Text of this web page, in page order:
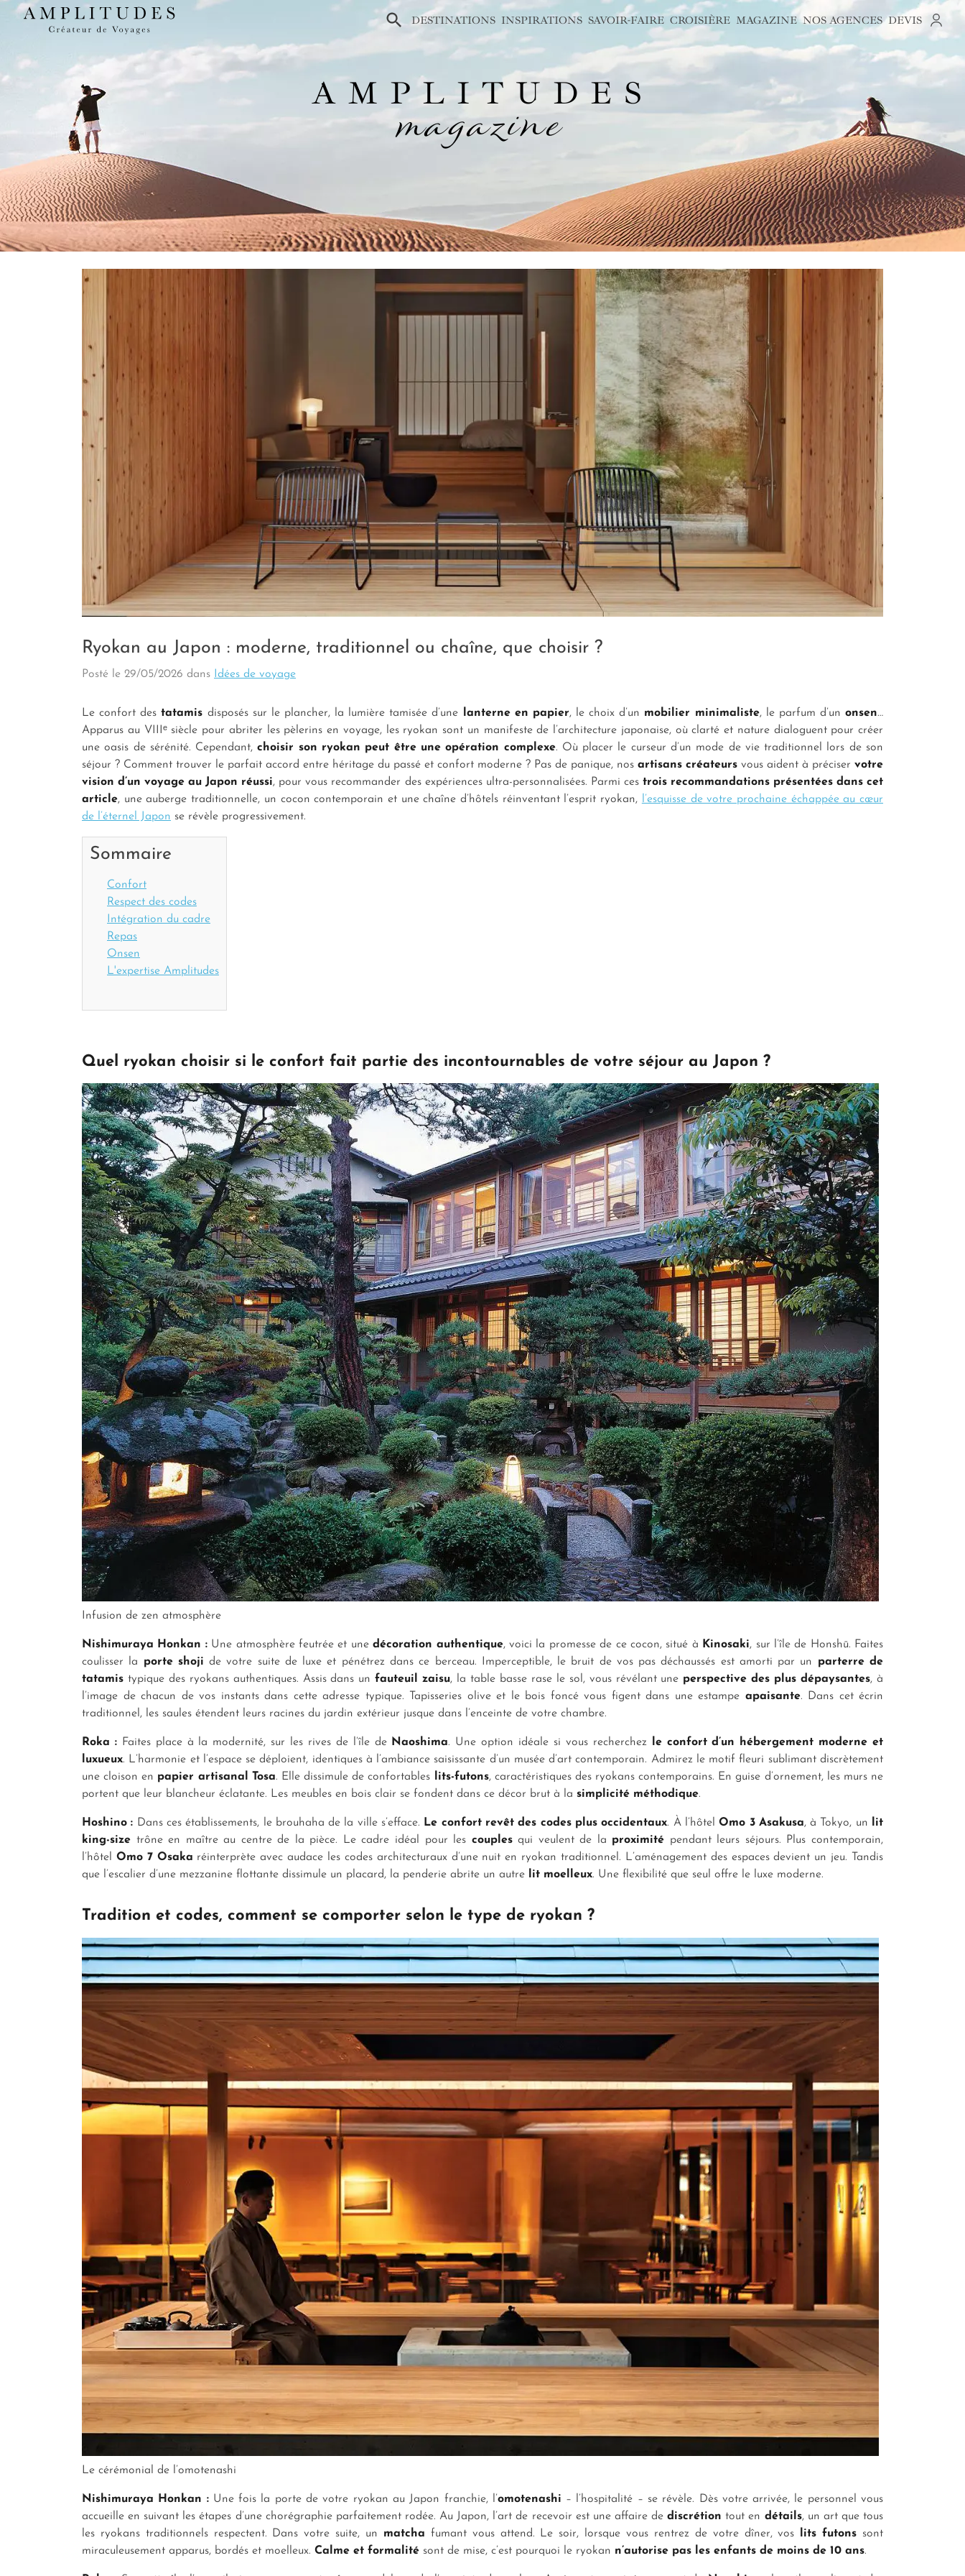
× DESTINATIONS INSPIRATIONS SAVOIR-FAIRE CROISIÈRE MAGAZINE NOS AGENCES DEVIS
AMPLITUDES
magazine
Ryokan au Japon : moderne, traditionnel ou chaîne, que choisir ?
Posté le 29/05/2026 dans Idées de voyage
Le confort destatamis disposés sur le plancher, la lumière tamisée d’une lanterne en papier, le choix d’un mobilier minimaliste, le parfum d’unonsen…
Apparus au VIIIᵉ siècle pour abriter les pèlerins en voyage, les ryokan sont un manifeste de l’architecture japonaise, où clarté et nature dialoguent pour créer
une oasis de sérénité. Cependant, choisir son ryokan peut être une opération complexe. Où placer le curseur d’un mode de vie traditionnel lors de son
séjour ? Comment trouver le parfait accord entre héritage du passé et confort moderne ? Pas de panique, nos artisans créateurs vous aident à préciser votre
vision d’un voyage au Japon réussi, pour vous recommander des expériences ultra-personnalisées. Parmi ces trois recommandations présentées dans cet
article, une auberge traditionnelle, un cocon contemporain et une chaîne d’hôtels réinventant l’esprit ryokan,
l’esquisse de votre prochaine échappée au cœur
de l’éternel Japon se révèle progressivement.
Sommaire
Confort
Respect des codes
Intégration du cadre
Repas
Onsen
L'expertise Amplitudes
Quel ryokan choisir si le confort fait partie des incontournables de votre séjour au Japon ?
Infusion de zen atmosphère
Nishimuraya Honkan : Une atmosphère feutrée et unedécoration authentique, voici la promesse de ce cocon, situé à Kinosaki, sur l’île de Honshū. Faites
coulisser la porte shoji de votre suite de luxe et pénétrez dans ce berceau. Imperceptible, le bruit de vos pas déchaussés est amorti par un parterre de
tatamis typique des ryokans authentiques. Assis dans unfauteuil zaisu, la table basse rase le sol, vous révélant une perspective des plus dépaysantes, à
l’image de chacun de vos instants dans cette adresse typique. Tapisseries olive et le bois foncé vous figent dans une estampe apaisante. Dans cet écrin
traditionnel, les saules étendent leurs racines du jardin extérieur jusque dans l’enceinte de votre chambre.
Roka :Faites place à la modernité, sur les rives de l’île deNaoshima. Une option idéale si vous recherchez
le confort d’un hébergement moderne et
luxueux. L’harmonie et l’espace se déploient, identiques à l’ambiance saisissante d’un musée d’art contemporain. Admirez le motif fleuri sublimant discrètement
une cloison en papier artisanal Tosa. Elle dissimule de confortables lits-futons, caractéristiques des ryokans contemporains. En guise d’ornement, les murs ne
portent que leur blancheur éclatante. Les meubles en bois clair se fondent dans ce décor brut à la simplicité méthodique.
Hoshino : Dans ces établissements, le brouhaha de la ville s’efface. Le confort revêt des codes plus occidentaux. À l’hôtelOmo 3 Asakusa, à Tokyo, un
lit
king-size trône en maître au centre de la pièce. Le cadre idéal pour les couplesqui veulent de la proximité pendant leurs séjours. Plus contemporain,
l’hôtel Omo 7 Osaka réinterprète avec audace les codes architecturaux d’une nuit en ryokan traditionnel. L’aménagement des espaces devient un jeu. Tandis
que l’escalier d’une mezzanine flottante dissimule un placard, la penderie abrite un autre lit moelleux. Une flexibilité que seul offre le luxe moderne.
Tradition et codes, comment se comporter selon le type de ryokan ?
Le cérémonial de l’omotenashi
Nishimuraya Honkan : Une fois la porte de votre ryokan au Japon franchie, l’omotenashi – l’hospitalité – se révèle. Dès votre arrivée, le personnel vous
accueille en suivant les étapes d’une chorégraphie parfaitement rodée. Au Japon, l’art de recevoir est une affaire dediscrétiontout en détails, un art que tous
les ryokans traditionnels respectent. Dans votre suite, un matcha fumant vous attend. Le soir, lorsque vous rentrez de votre dîner, vos lits futons sont
miraculeusement apparus, bordés et moelleux. Calme et formalité sont de mise, c’est pourquoi le ryokan n’autorise pas les enfants de moins de 10 ans.